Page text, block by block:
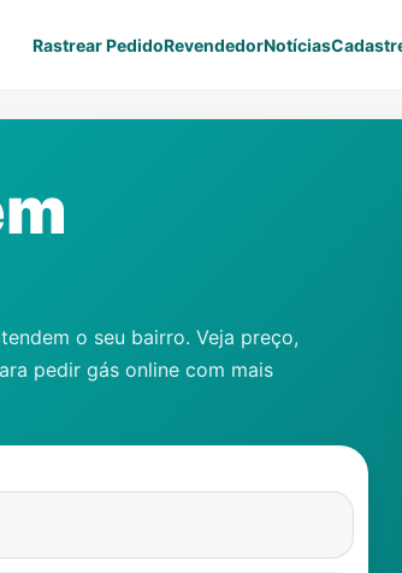
Rastrear PedidoRevendedorNotícias
o seu bairro. Veja preço,
pedir gás online com mais